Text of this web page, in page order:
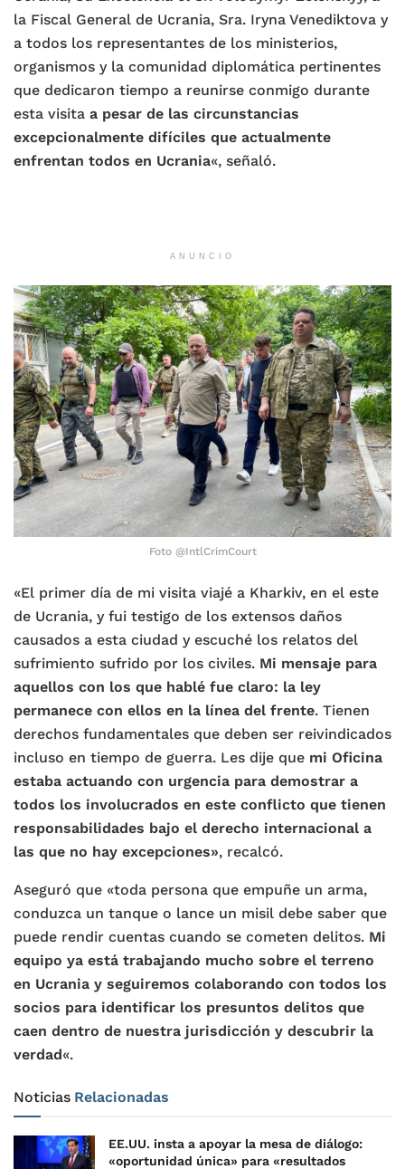
la Fiscal General de Ucrania, Sra. Iryna Venediktova y
a todos los representantes de los ministerios,
organismos y la comunidad diplomática pertinentes
que dedicaron tiempo a reunirse conmigo durante
esta visita a pesar de las circunstancias
excepcionalmente difíciles que actualmente
enfrentan todos en Ucrania«, señaló.
ANUNCIO
Foto @IntlCrimCourt
«El primer día de mi visita viajé a Kharkiv, en el este
de Ucrania, y fui testigo de los extensos daños
causados ​​a esta ciudad y escuché los relatos del
sufrimiento sufrido por los civiles. Mi mensaje para
aquellos con los que hablé fue claro: la ley
permanece con ellos en la línea del frente. Tienen
derechos fundamentales que deben ser reivindicados
incluso en tiempo de guerra. Les dije que mi Oficina
estaba actuando con urgencia para demostrar a
todos los involucrados en este conflicto que tienen
responsabilidades bajo el derecho internacional a
las que no hay excepciones», recalcó.
Aseguró que «toda persona que empuñe un arma,
conduzca un tanque o lance un misil debe saber que
puede rendir cuentas cuando se cometen delitos. Mi
equipo ya está trabajando mucho sobre el terreno
en Ucrania y seguiremos colaborando con todos los
socios para identificar los presuntos delitos que
caen dentro de nuestra jurisdicción y descubrir la
verdad«.
Noticias Relacionadas
EE.UU. insta a apoyar la mesa de diálogo:
«oportunidad única» para «resultados